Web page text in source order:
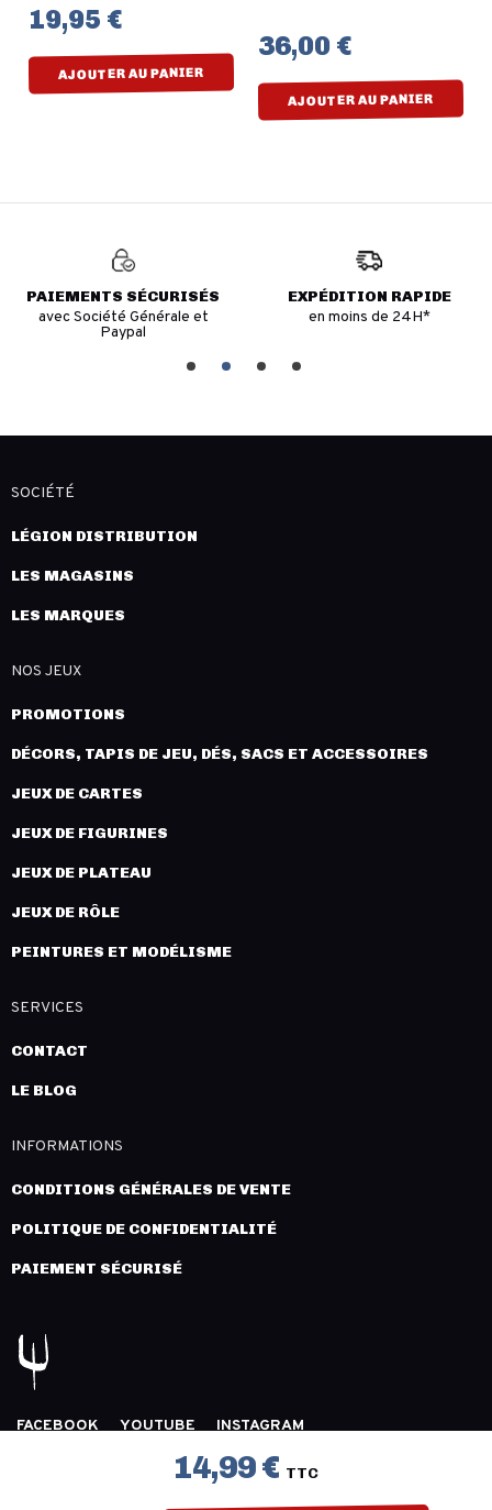
14,99 € TTC
19,95 €
AJOUTER AU PANIER
36,00 €
AJOUTER AU PANIER
PAIEMENTS SÉCURISÉS
avec Société Générale et
Paypal
EXPÉDITION RAPIDE
en moins de 24H*
SOCIÉTÉ
LÉGION DISTRIBUTION
LES MAGASINS
LES MARQUES
NOS JEUX
PROMOTIONS
DÉCORS, TAPIS DE JEU, DÉS, SACS ET ACCESSOIRES
JEUX DE CARTES
JEUX DE FIGURINES
JEUX DE PLATEAU
JEUX DE RÔLE
PEINTURES ET MODÉLISME
SERVICES
CONTACT
LE BLOG
INFORMATIONS
CONDITIONS GÉNÉRALES DE VENTE
POLITIQUE DE CONFIDENTIALITÉ
PAIEMENT SÉCURISÉ
FACEBOOK YOUTUBE
INSTAGRAM
COPYRIGHT 2026 © LÉGION DISTRIBUTION -
- CRÉATION :INNLOG